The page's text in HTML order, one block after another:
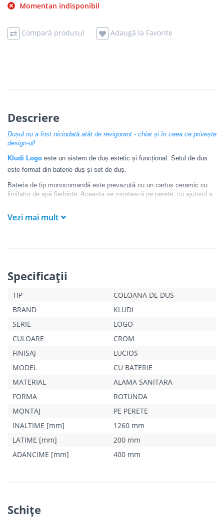
Momentan indisponibil
Compară produsul Adaugă la Favorite
Descriere
Dușul nu a fost niciodată atât de revigorant - chiar și în ceea ce privește
design-ul!
Kludi Logo este un sistem de duș estetic și funcțional. Setul de dus
este format din baterie duș și set de duș.
Bateria de tip monocomandă este prevazută cu un cartuș ceramic cu
limitator de apă fierbinte. Aceasta se montează pe perete, cu ajutorul a
care este prevăzut sistemul are diametrul de 200 mm.
de G 1/2 x G 1/2.
Vezi mai mult
Specificaţii
TIP
COLOANA DE DUS
BRAND
KLUDI
SERIE
LOGO
CULOARE
CROM
FINISAJ
LUCIOS
MODEL
CU BATERIE
MATERIAL
ALAMA SANITARA
FORMA
ROTUNDA
MONTAJ
PE PERETE
INALTIME [mm]
1260 mm
LATIME [mm]
200 mm
ADANCIME [mm]
400 mm
Schiţe